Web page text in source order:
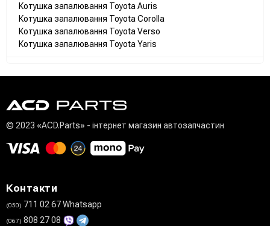
Котушка запалювання Toyota Auris
Котушка запалювання Toyota Corolla
Котушка запалювання Toyota Verso
Котушка запалювання Toyota Yaris
© 2023 «ACD.Parts» - інтернет магазин автозапчастин
Контакти
(050) 711 02 67 Whatsapp
(067) 808 27 08